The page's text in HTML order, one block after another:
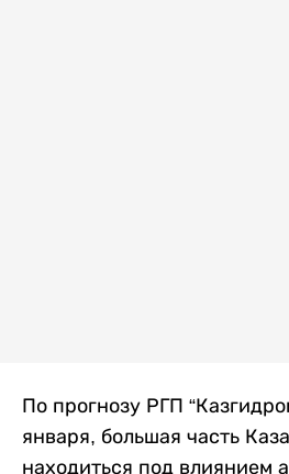
По прогнозу РГП
января, большая часть
находиться под влиянием